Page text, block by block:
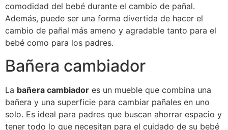
comodidad del bebé durante el cambio de pañal.
Además, puede ser una forma divertida de hacer el
cambio de pañal más ameno y agradable tanto para el
bebé como para los padres.
Bañera cambiador
La bañera cambiador es un mueble que combina una
bañera y una superficie para cambiar pañales en uno
solo. Es ideal para padres que buscan ahorrar espacio y
tener todo lo que necesitan para el cuidado de su bebé